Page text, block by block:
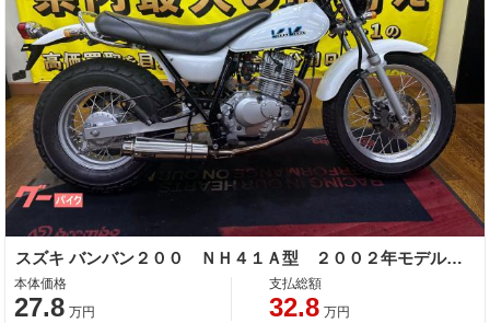
スズキ バンバン２００ ＮＨ４１Ａ型 ２００２年モデル ＢＥＡＭＳマフラー 社外キャブレター ハイスロ
本体価格
27.8 万円
支払総額
32.8 万円